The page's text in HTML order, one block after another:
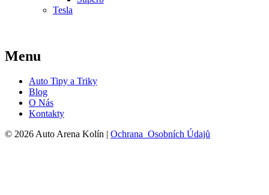
Tesla
Menu
Auto Tipy a Triky
Blog
O Nás
Kontakty
© 2026 Auto Arena Kolín | Ochrana Osobních Údajů